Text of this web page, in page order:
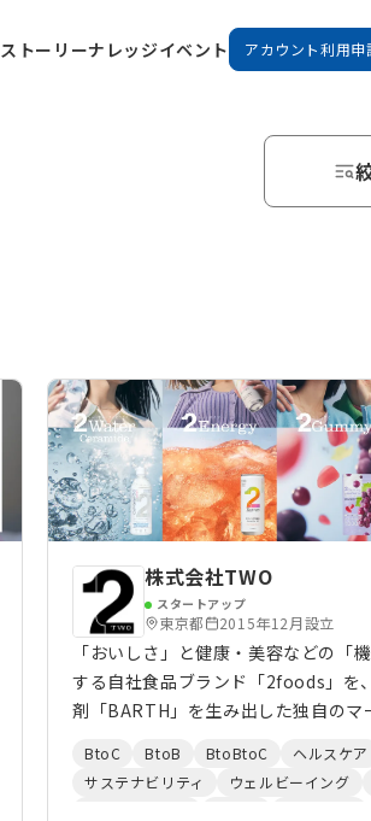
ストーリーナレッジイベント アカウント利用申
株式会社TWO
スタートアップ
東京都 2015年12月設立
「おいしさ」と健康・美容などの「
する自社食品ブランド「2foods」を
剤「BARTH」を生み出した独自のマ
BtoC BtoB BtoBtoC
ヘルスケア
サステナビリティ
ウェルビーイング